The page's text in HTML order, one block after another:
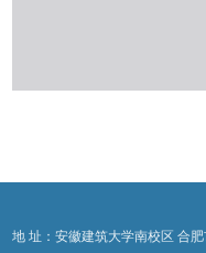
地 址：安徽建筑大学南校区 合